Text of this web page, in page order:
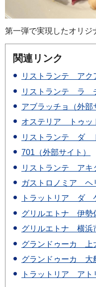
第一弾で実現したオリジ
関連リンク
リストランテ アク
リストランテ ラ
アブラッチョ（外部
オステリア トゥッ
リストランテ ダ
701（外部サイト）
リストランテ アキ
ガストロノミア ヘ
トラットリア ダ
グリルエトナ 伊勢
グリルエトナ 横浜
グランドゥーカ 上
グランドゥーカ 大
トラットリア アト